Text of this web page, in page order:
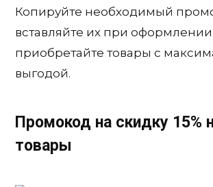
Копируйте необходимый
вставляйте их при оформлении
приобретайте товары с
выгодой.
Промокод на скидку 15%
товары